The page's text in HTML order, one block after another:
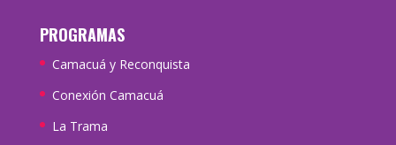
PROGRAMAS
Camacuá y Reconquista
Conexión Camacuá
La Trama